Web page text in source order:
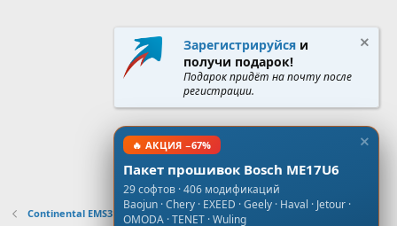
Continental EMS3125
Зарегистрируйся и
получи подарок!
Подарок придёт на почту после
регистрации.
🔥 АКЦИЯ −67%
Пакет прошивок Bosch ME17U6
29 софтов · 406 модификаций
Baojun · Chery · EXEED · Geely · Haval · Jetour ·
OMODA · TENET · Wuling